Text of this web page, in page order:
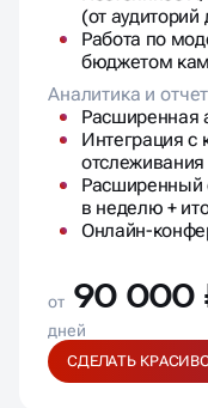
(от
Работа по
бюджетом
Аналитика и
Расширенная
Интеграция с
Расширенный
в неделю +
Онлайн-
от 90 000
дней
СДЕЛАТЬ